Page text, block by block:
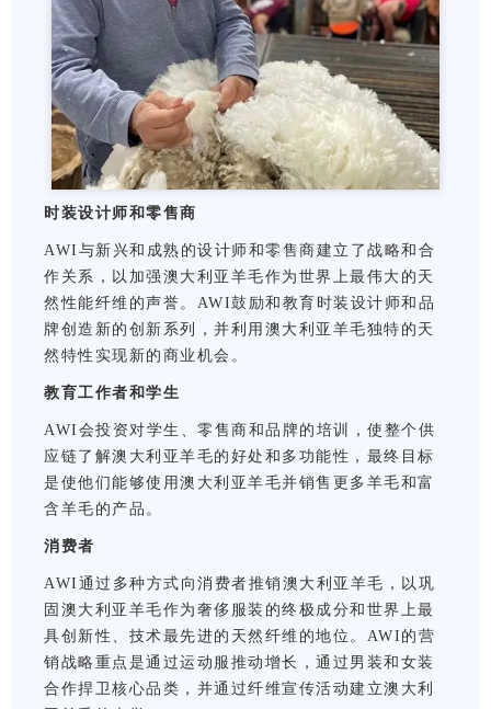
时装设计师和零售商
AWI与新兴和成熟的设计师和零售商建立了战略和合
作关系，以加强澳大利亚羊毛作为世界上最伟大的天
然性能纤维的声誉。AWI鼓励和教育时装设计师和品
牌创造新的创新系列，并利用澳大利亚羊毛独特的天
然特性实现新的商业机会。
教育工作者和学生
AWI会投资对学生、零售商和品牌的培训，使整个供
应链了解澳大利亚羊毛的好处和多功能性，最终目标
是使他们能够使用澳大利亚羊毛并销售更多羊毛和富
含羊毛的产品。
消费者
AWI通过多种方式向消费者推销澳大利亚羊毛，以巩
固澳大利亚羊毛作为奢侈服装的终极成分和世界上最
具创新性、技术最先进的天然纤维的地位。AWI的营
销战略重点是通过运动服推动增长，通过男装和女装
合作捍卫核心品类，并通过纤维宣传活动建立澳大利